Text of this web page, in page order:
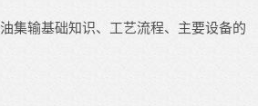
集输基础知识、工艺流程、主要设备的